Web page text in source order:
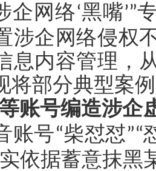
企网络‘黑嘴’”
涉企网络侵权
息内容管理，
将部分典型案
账号编造涉企
账号“柴怼怼”“
依据蓄意抹黑